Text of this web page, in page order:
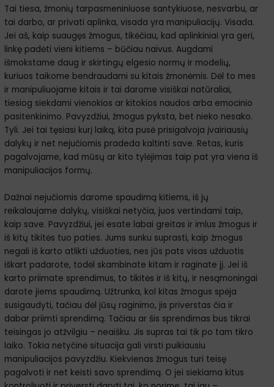
Tai tiesa, žmonių tarpasmeniniuose santykiuose, nesvarbu, ar
tai darbo, ar privati aplinka, visada yra manipuliacijų. Visada.
Jei aš, kaip suaugęs žmogus, tikėčiau, kad aplinkiniai yra geri,
linkę padėti vieni kitiems – būčiau naivus. Augdami
išmokstame daug ir skirtingų elgesio normų ir modelių,
kuriuos taikome bendraudami su kitais žmonėmis. Dėl to mes
ir manipuliuojame kitais ir tai darome visiškai natūraliai,
tiesiog siekdami vienokios ar kitokios naudos arba emocinio
pasitenkinimo. Pavyzdžiui, žmogus pyksta, bet nieko nesako.
Tyli. Jei tai tęsiasi kurį laiką, kita pusė prisigalvoja įvairiausių
dalykų ir net nejučiomis pradeda kaltinti save. Retas, kuris
pagalvojame, kad mūsų ar kito tylėjimas taip pat yra viena iš
manipuliacijos formų.
Dažnai nejučiomis darome spaudimą kitiems, iš jų
reikalaujame dalykų, visiškai netyčia, juos vertindami taip,
kaip save. Pavyzdžiui, jei esate labai greitas ir imlus žmogus ir
iš kitų tikitės tuo paties. Jums sunku suprasti, kaip žmogus
negali iš karto atlikti užduoties, nes jūs pats visas užduotis
iškart padarote, todėl skambinate kitam ir raginate jį. Jei iš
karto priimate sprendimus, to tikitės ir iš kitų, ir nesąmoningai
darote jiems spaudimą. Užtrunka, kol kitas žmogus spėja
susigaudyti, tačiau dėl jūsų raginimo, jis priverstas čia ir
dabar priimti sprendimą. Tačiau ar šis sprendimas bus tikrai
teisingas jo atžvilgiu – neaišku. Jis supras tai tik po tam tikro
laiko. Tokia netyčinė situacija gali virsti puikiausiu
manipuliacijos pavyzdžiu. Kiekvienas žmogus turi teisę
pagalvoti ir net keisti savo sprendimą. O jei siekiama kitus